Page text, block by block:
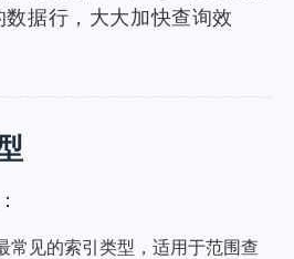
据行，大大加快查询效
：
常见的索引类型，适用于范围查